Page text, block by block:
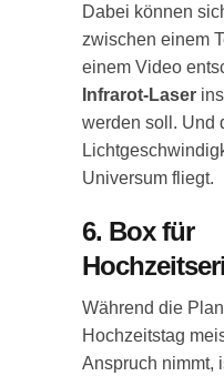
Dabei können
zwischen einem
einem Video
Infrarot-Laser
werden soll. Und
Universum fliegt.
6. Box für
Während die
Hochzeitstag
Anspruch nimmt,